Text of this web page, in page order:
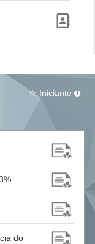
star_border Iniciante
do